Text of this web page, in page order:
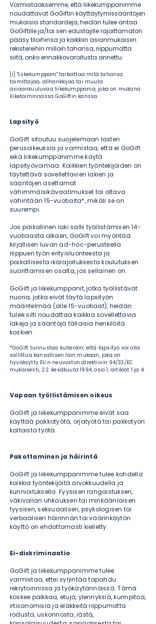
Varmistaaksemme, että liikekumppanimme
noudattavat GoGiftin käyttäytymissääntöjen
mukaisia standardeja, heidän tulee antaa
GoGiftille ja/tai sen edustajille rajoittamaton
pääsy tiloihinsa ja kaikkiin asianmukaisiin
rekistereihin milloin tahansa, riippumatta
siitä, onko ennakkovaroitusta annettu.
​[i] "Liikekumppani" tarkoittaa mitä tahansa
toimittajaa, alihankkijaa tai muuta
asiaankuuluvaa liikekumppania, joka on mukana
liiketoiminnassa GoGiftin kanssa.
Lapsityö
GoGift sitoutuu suojelemaan lasten
perusoikeuksia ja varmistaa, että ei GoGift
eikä liikekumppanimme käytä
lapsityövoimaa. Kaikkien työntekijöiden on
täytettävä sovellettavien lakien ja
sääntöjen asettamat
vähimmäisikävaatimukset tai oltava
vähintään 15-vuotiaita*, mikäli se on
suurempi.
Jos paikallinen laki sallii työllistämisen 14-
vuotiaasta alkaen, GoGift voi myöntää
kirjallisen luvan ad-hoc-perusteella
riippuen työn erityisluonteesta ja
paikallisesta ikärajoituksesta koulutuksen
suorittamisen osalta, jos sellainen on.
GoGift ja liikekumppanit, jotka työllistävät
nuoria, jotka eivät täytä lapsityön
määritelmää (alle 15-vuotiaat), heidän
tulee silti noudattaa kaikkia sovellettavia
lakeja ja sääntöjä tällaisia henkilöitä
koskien.
*GoGift tunnustaa kuitenkin, että lapsityö voi olla
sallittua kansallisen lain mukaan, joka on
hyväksytty EU:n neuvoston direktiivin 94/33/EC
mukaisesti, 22. kesäkuuta 1994, osio 1, artiklat 1 ja 4.
Vapaan työllistämisen oikeus
GoGift ja liikekumppanimme eivät saa
käyttää pakkotyötä, orjatyötä tai pakkotyön
kaltaista työtä.
Pakottaminen ja häirintä
GoGift ja liikekumppanimme tulee kohdella
kaikkia työntekijöitä arvokkuudella ja
kunnioituksella. Fyysisen rangaistuksen,
väkivallan uhkauksen tai minkäänlaisen
fyysisen, seksuaalisen, psykologisen tai
verbaalisen häirinnän tai väärinkäytön
käyttö on ehdottomasti kielletty.
Ei-diskriminaatio
GoGift ja liikekumppanimme tulee
varmistaa, ettei syrjintää tapahdu
rekrytoinnissa ja työkäytännöissä. Tämä
koskee palkkaa, etuja, ylennyksiä, kurinpitoa,
irtisanomisia ja eläkkeitä riippumatta
rodusta, uskonnosta, iästä,